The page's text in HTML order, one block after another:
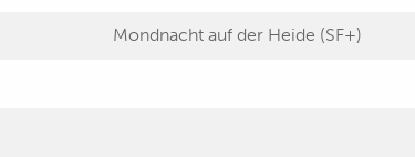
Mondnacht auf der Heide (SF+)